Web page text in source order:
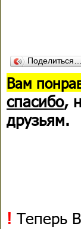
Поделиться…
Вам
спасибо,
друзьям.
! Теперь